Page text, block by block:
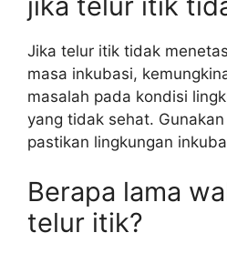
Jika telur itik tidak
masa inkubasi,
masalah pada kondisi
yang tidak sehat.
pastikan lingkungan
Berapa lama
telur itik?